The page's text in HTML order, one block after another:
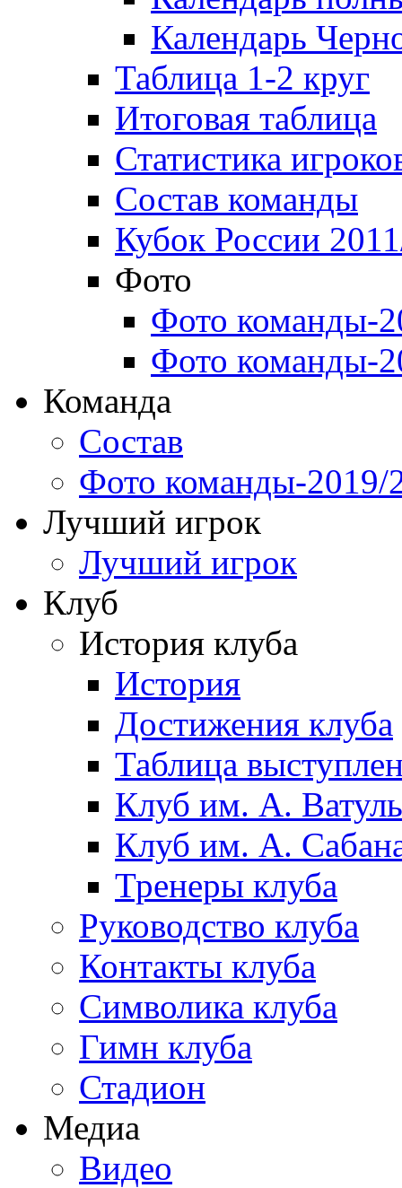
Календарь
Таблица 1-2 круг
Итоговая таблица
Статистика
Состав команды
Кубок России
Фото
Фото команды-
Фото команды-
Команда
Состав
Фото команды-2019/
Лучший игрок
Лучший игрок
Клуб
История клуба
История
Достижения клуба
Таблица
Клуб им. А.
Клуб им. А.
Тренеры клуба
Руководство клуба
Контакты клуба
Символика клуба
Гимн клуба
Стадион
Медиа
Видео